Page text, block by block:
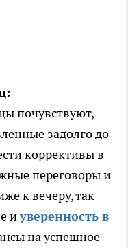
почувствуют,
задолго до
коррективы в
переговоры и
к вечеру, так
иуверенность в
на успешное